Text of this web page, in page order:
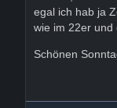
egal ich hab ja
wie im 22er und
Schönen